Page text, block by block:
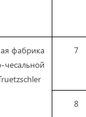
фабрика
чесальной
7
8